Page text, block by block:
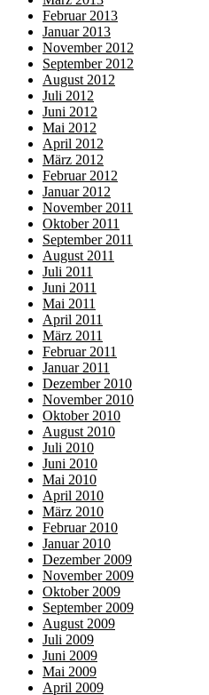
Februar 2013
Januar 2013
November 2012
September 2012
August 2012
Juli 2012
Juni 2012
Mai 2012
April 2012
März 2012
Februar 2012
Januar 2012
November 2011
Oktober 2011
September 2011
August 2011
Juli 2011
Juni 2011
Mai 2011
April 2011
März 2011
Februar 2011
Januar 2011
Dezember 2010
November 2010
Oktober 2010
August 2010
Juli 2010
Juni 2010
Mai 2010
April 2010
März 2010
Februar 2010
Januar 2010
Dezember 2009
November 2009
Oktober 2009
September 2009
August 2009
Juli 2009
Juni 2009
Mai 2009
April 2009